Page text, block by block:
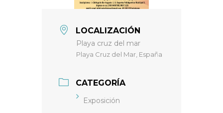
LOCALIZACIÓN
Playa cruz del mar
Playa Cruz del Mar, España
CATEGORÍA
Exposición